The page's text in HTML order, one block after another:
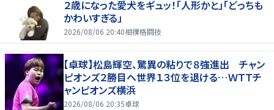
２歳になった愛犬をギュッ！「人形かと」「どっちも
かわいすぎる」
2026/08/06 20:40相撲格闘技
【卓球】松島輝空、驚異の粘りで８強進出 チャン
ピオンズ２勝目へ世界１３位を退ける…ＷＴＴチ
ャンピオンズ横浜
2026/08/06 20:35卓球